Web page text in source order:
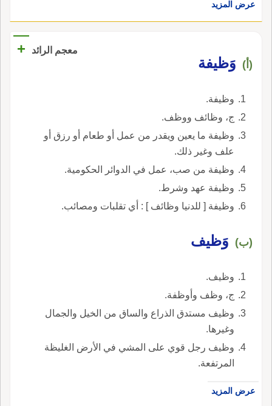
عرض المزيد
معجم الرائد +
(أ) وَظيفة
وظيفة.
ج، وظائف ووظف.
وظيفة ما يعين ويقدر من عمل أو طعام أو رزق أو
علف وغير ذلك.
وظيفة من صب، عمل في الدوائر الحكومية.
وظيفة عهد وشرط.
وظيفة [ للدنيا وظائف ] : أي تقلبات ومصائب.
(ب) وَظيف
وظيف.
ج، وظف وأوظفة.
وظيف مستدق الذراع والساق من الخيل والجمال
وغيرها.
وظيف رجل قوي على المشي في الأرض الغليظة
المرتفعة.
عرض المزيد